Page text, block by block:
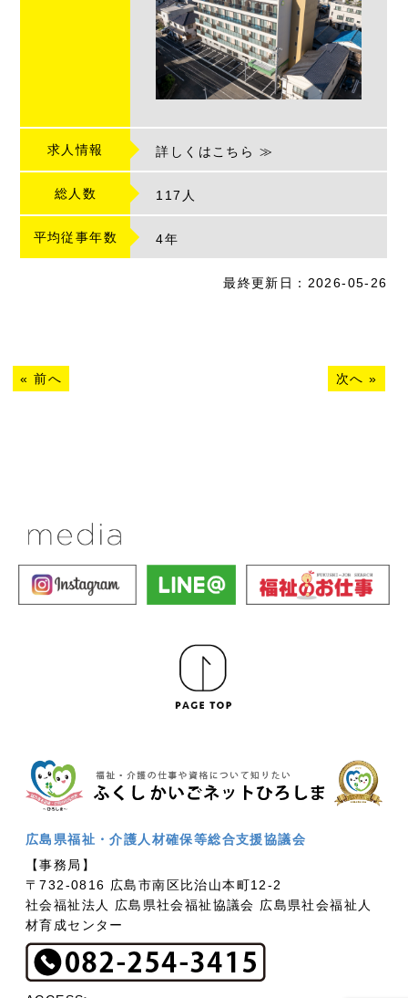
求人情報 詳しくはこちら ≫
総人数 117人
平均従事年数 4年
最終更新日：2026-05-26
«前へ 次へ »
広島県福祉・介護人材確保等総合支援協議会
【事務局】
〒732-0816 広島市南区比治山本町12-2
社会福祉法人 広島県社会福祉協議会 広島県社会福祉人
材育成センター